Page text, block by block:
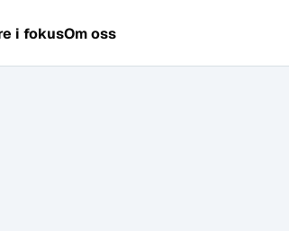
i fokusOm oss